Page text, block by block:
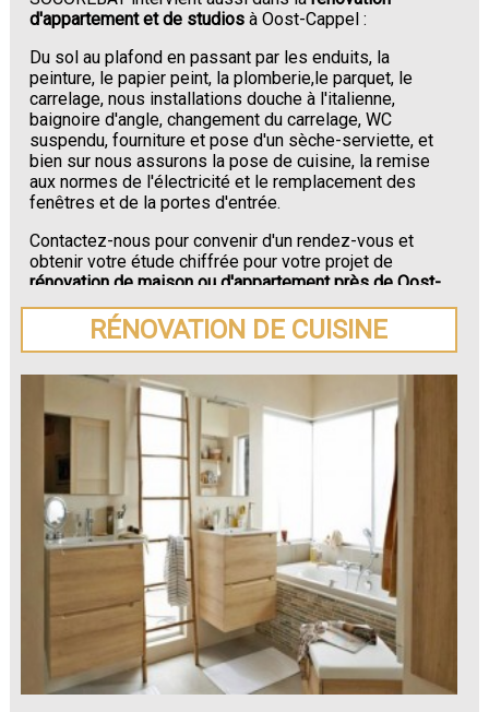
d'appartement et de studios à Oost-Cappel :
Du sol au plafond en passant par les enduits, la
peinture, le papier peint, la plomberie,le parquet, le
carrelage, nous installations douche à l'italienne,
baignoire d'angle, changement du carrelage, WC
suspendu, fourniture et pose d'un sèche-serviette, et
bien sur nous assurons la pose de cuisine, la remise
aux normes de l'électricité et le remplacement des
fenêtres et de la portes d'entrée.
Contactez-nous pour convenir d'un rendez-vous et
obtenir votre étude chiffrée pour votre projet de
rénovation de maison ou d'appartement près de Oost-
Cappel.
RÉNOVATION DE CUISINE